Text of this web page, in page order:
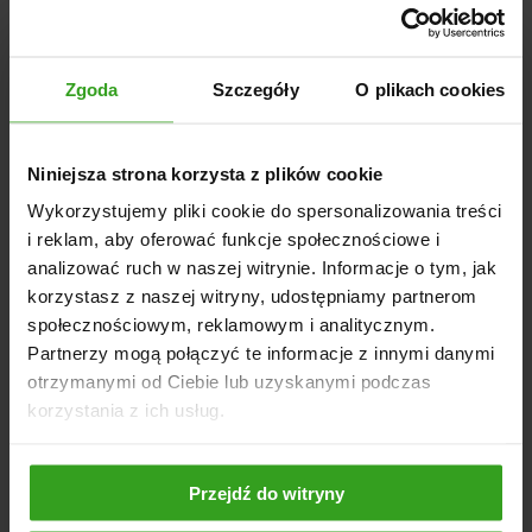
Zgoda Szczegóły O plikach cookies
Niniejsza strona korzysta z plików cookie
Wykorzystujemy pliki cookie do spersonalizowania treści
i reklam, aby oferować funkcje społecznościowe i
analizować ruch w naszej witrynie. Informacje o tym, jak
korzystasz z naszej witryny, udostępniamy partnerom
społecznościowym, reklamowym i analitycznym.
Partnerzy mogą połączyć te informacje z innymi danymi
otrzymanymi od Ciebie lub uzyskanymi podczas
korzystania z ich usług.
Przejdź do witryny
długość maszyny: 1380 mm
zalecana moc ciągnika: 50–80 KM
prędkość WOM: 540 obr./min
liczba młotków bijakowych (1200 g): 16 sztuk
liczba pasków napędowych: 4
średnica wału roboczego: 194 mm
grubość ścianki wału: 12 mm